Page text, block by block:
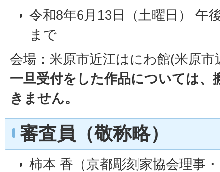
令和8年6月13日（土曜日） 午
まで
会場：米原市近江はにわ館(米原市
一旦受付をした作品については、
きません。
審査員（敬称略）
柿本 香（京都彫刻家協会理事